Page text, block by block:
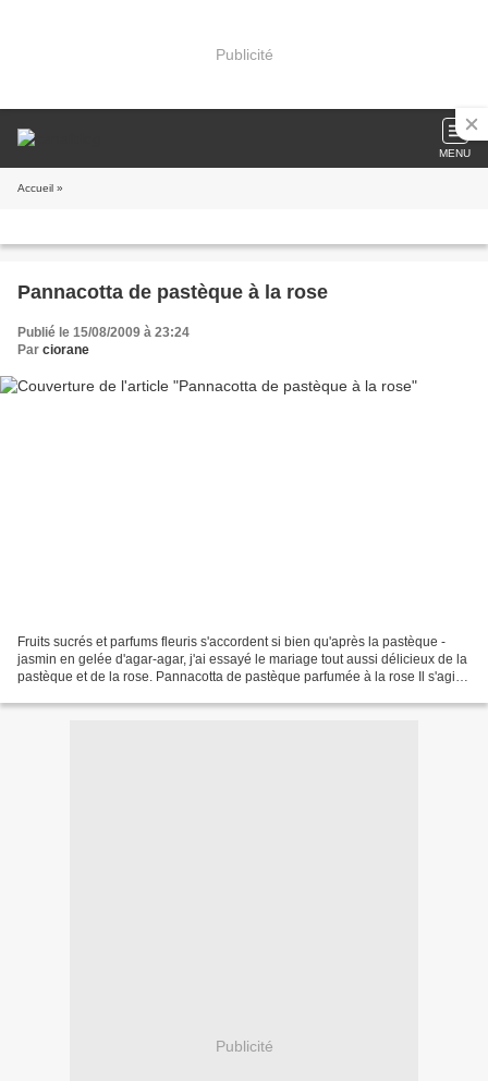
Publicité
MENU
Accueil »
Pannacotta de pastèque à la rose
Publié le 15/08/2009 à 23:24
Par ciorane
Fruits sucrés et parfums fleuris s'accordent si bien qu'après la pastèque -
jasmin en gelée d'agar-agar, j'ai essayé le mariage tout aussi délicieux de la
pastèque et de la rose. Pannacotta de pastèque parfumée à la rose Il s'agit
Publicité